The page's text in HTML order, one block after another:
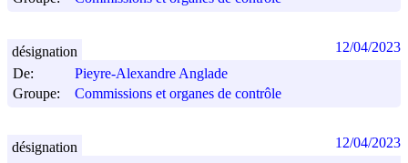
De:
Pieyre-Alexandre Anglade
Groupe:
Commissions et organes de contrôle
désignation 12/04/2023
désignation 12/04/2023